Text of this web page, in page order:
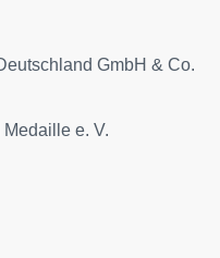
GmbH & Co.
e. V.